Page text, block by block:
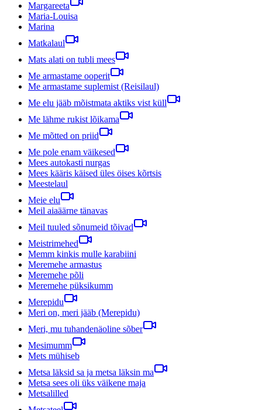
Margareeta
Maria-Louisa
Marina
Matkalaul
Mats alati on tubli mees
Me armastame ooperit
Me armastame suplemist (Reisilaul)
Me elu jääb mõistmata aktiks vist küll
Me lähme rukist lõikama
Me mõtted on priid
Me pole enam väikesed
Mees autokasti nurgas
Mees kääris käised üles öises kõrtsis
Meestelaul
Meie elu
Meil aiaäärne tänavas
Meil tuuled sõnumeid tõivad
Meistrimehed
Memm kinkis mulle karabiini
Meremehe armastus
Meremehe põli
Meremehe püksikumm
Merepidu
Meri on, meri jääb (Merepidu)
Meri, mu tuhandenäoline sõber
Mesimumm
Mets mühiseb
Metsa läksid sa ja metsa läksin ma
Metsa sees oli üks väikene maja
Metsalilled